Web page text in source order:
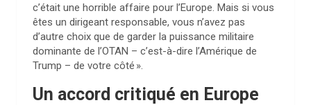
c’était une horrible affaire pour l’Europe. Mais si vous
êtes un dirigeant responsable, vous n’avez pas
d’autre choix que de garder la puissance militaire
dominante de l’OTAN – c’est-à-dire l’Amérique de
Trump – de votre côté ».
Un accord critiqué en Europe